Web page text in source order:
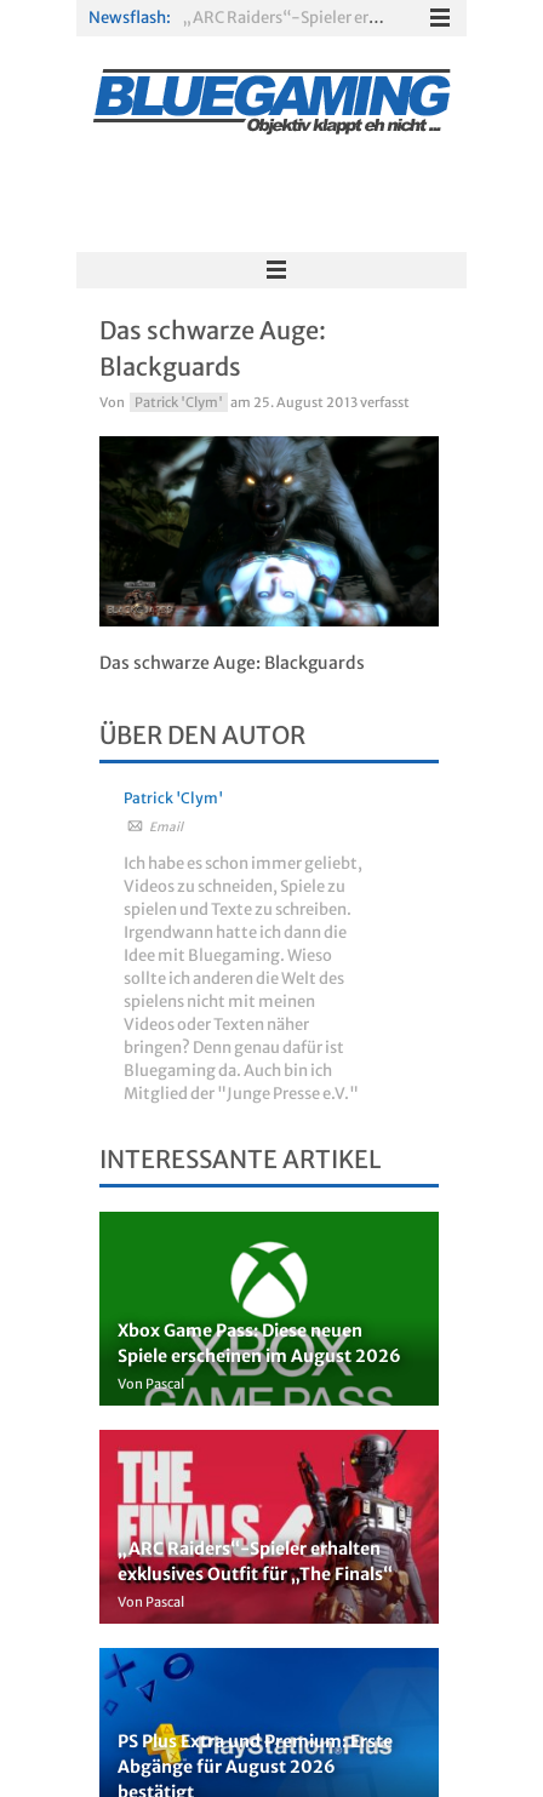
Newsflash:
„ARC Raiders“-Spieler erhalten exklusives Outfit für „The Finals“
PS5-Disc vor dem Aus: Warum der Fan-Protest gegen Sony ins Leere läuft
„Borderlands 4“ trifft „Subnautica“: Kostenloses Update schickt euch in die Tiefsee
Xbox Game Pass: Diese neuen Spiele erscheinen im August 2026
Das schwarze Auge:
Blackguards
Von Patrick 'Clym' am 25. August 2013verfasst
Das schwarze Auge: Blackguards
ÜBER DEN AUTOR
Patrick 'Clym'
Email
Ich habe es schon immer geliebt,
Videos zu schneiden, Spiele zu
spielen und Texte zu schreiben.
Irgendwann hatte ich dann die
Idee mit Bluegaming. Wieso
sollte ich anderen die Welt des
spielens nicht mit meinen
Videos oder Texten näher
bringen? Denn genau dafür ist
Bluegaming da. Auch bin ich
Mitglied der "Junge Presse e.V."
INTERESSANTE ARTIKEL
Xbox Game Pass: Diese neuen
Spiele erscheinen im August 2026
Von Pascal
„ARC Raiders“-Spieler erhalten
exklusives Outfit für „The Finals“
Von Pascal
PS Plus Extra und Premium: Erste
Abgänge für August 2026
bestätigt